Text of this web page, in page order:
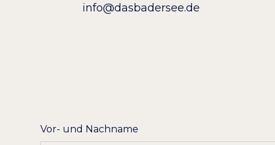
info@dasbadersee.de
Vor- und Nachname